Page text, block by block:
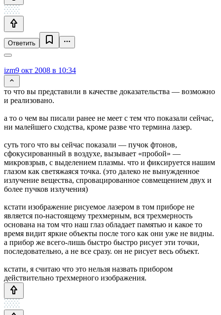
Ответить
izm9 окт 2008 в 10:34
то что вы представили в качестве доказательства — возможно
и реализовано.
а то о чем вы писали ранее не меет с тем что показали сейчас,
ни малейшего сходства, кроме разве что термина лазер.
суть того что вы сейчас показали — пучок фтонов,
сфокусированный в воздухе, вызывает «пробой» —
микровзрыв, с выделением плазмы. что и фиксируется нашим
глазом как светяжаяся точка. (это далеко не вынужденное
излучение вещества, спровацированное совмещением двух и
более пучков излучения)
кстати изображение рисуемое лазером в том приборе не
является по-настоящему трехмерным, вся трехмерность
основана на том что наш глаз обладает памятью и какое то
время видит яркие объекты после того как они уже не видны.
а прибор же всего-лишь быстро быстро рисует эти точки,
последовательно, а не все сразу. он не рисует весь объект.
кстати, я считаю что это нельзя назвать прибором
действительно трехмерного изображения.